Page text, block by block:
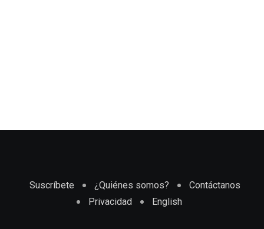
Suscríbete ¿Quiénes somos?
Contáctanos
Privacidad
English